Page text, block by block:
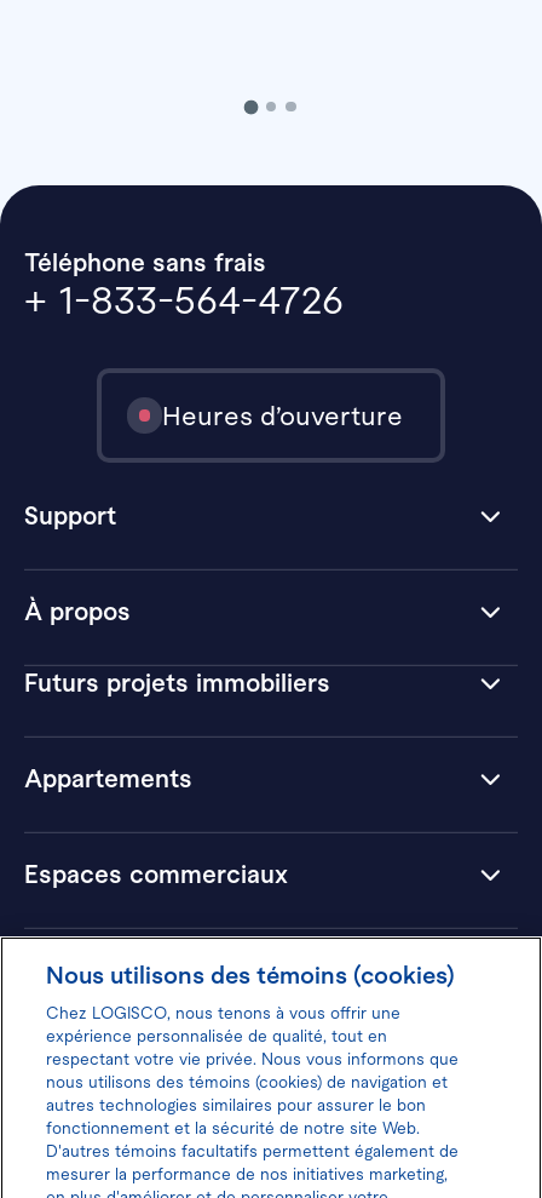
À propos
Futurs projets immobiliers
Appartements
Espaces commerciaux
Hôtels
Téléphone sans frais
+ 1-833-564-4726
Heures d’ouverture
Support
Donnez votre avis pour gagner 100$
Nous utilisons des témoins (cookies)
Chez LOGISCO, nous tenons à vous offrir une
expérience personnalisée de qualité, tout en
respectant votre vie privée. Nous vous informons que
nous utilisons des témoins (cookies) de navigation et
autres technologies similaires pour assurer le bon
fonctionnement et la sécurité de notre site Web.
D'autres témoins facultatifs permettent également de
mesurer la performance de nos initiatives marketing,